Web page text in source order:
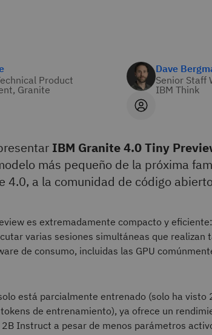
Product
Granite
Dave
Senior Staff
IBM Think
IBM Granite 4.0 Tiny
más pequeño de la próxima
4.0, a la comunidad de código
es extremadamente compacto y
varias sesiones simultáneas que realizan
de consumo, incluidas las GPU
está parcialmente entrenado (solo ha visto
de entrenamiento), ya ofrece un
Instruct a pesar de menos parámetros